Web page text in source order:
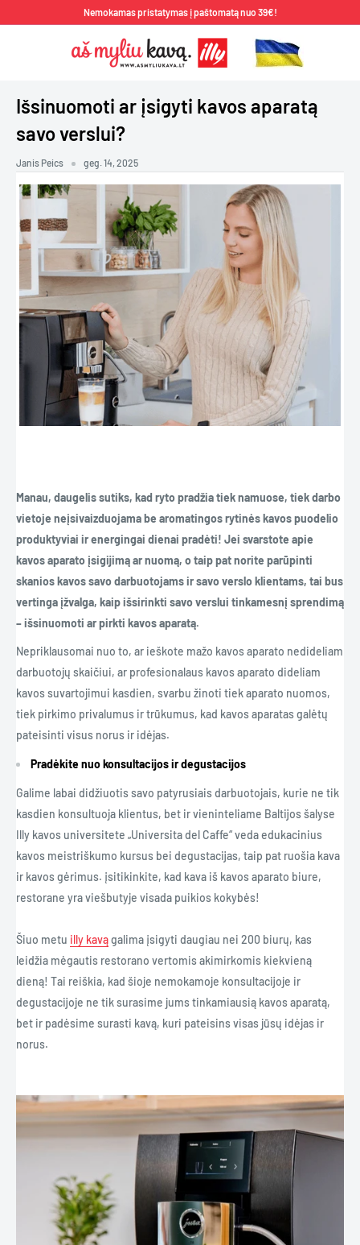
Nemokamas pristatymas į paštomatą nuo 39€!
Aš
Išsinuomoti ar įsigyti kavos aparatą
savo verslui?
Janis Peics geg. 14, 2025
Manau, daugelis sutiks, kad ryto pradžia tiek namuose, tiek darbo
vietoje neįsivaizduojama be aromatingos rytinės kavos puodelio
produktyviai ir energingai dienai pradėti! Jei svarstote apie
kavos aparato įsigijimą ar nuomą, o taip pat norite parūpinti
skanios kavos savo darbuotojams ir savo verslo klientams, tai bus
vertinga įžvalga, kaip išsirinkti savo verslui tinkamesnį sprendimą
– išsinuomoti ar pirkti kavos aparatą.
Nepriklausomai nuo to, ar ieškote mažo kavos aparato nedideliam
darbuotojų skaičiui, ar profesionalaus kavos aparato dideliam
kavos suvartojimui kasdien, svarbu žinoti tiek aparato nuomos,
tiek pirkimo privalumus ir trūkumus, kad kavos aparatas galėtų
pateisinti visus norus ir idėjas.
Pradėkite nuo konsultacijos ir degustacijos
Galime labai didžiuotis savo patyrusiais darbuotojais, kurie ne tik
kasdien konsultuoja klientus, bet ir vieninteliame Baltijos šalyse
Illy kavos universitete „Universita del Caffe“ veda edukacinius
kavos meistriškumo kursus bei degustacijas, taip pat ruošia kava
ir kavos gėrimus. įsitikinkite, kad kava iš kavos aparato biure,
restorane yra viešbutyje visada puikios kokybės!
Šiuo metu illy kavągalima įsigyti daugiau nei 200 biurų, kas
leidžia mėgautis restorano vertomis akimirkomis kiekvieną
dieną! Tai reiškia, kad šioje nemokamoje konsultacijoje ir
degustacijoje ne tik surasime jums tinkamiausią kavos aparatą,
bet ir padėsime surasti kavą, kuri pateisins visas jūsų idėjas ir
norus.